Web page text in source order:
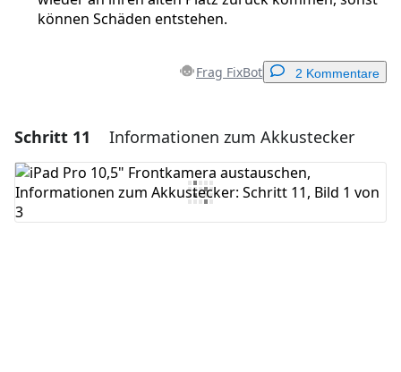
können Schäden entstehen.
Frag FixBot 2 Kommentare
Einen Kommentar hinzufügen
Kommentar hinzufügen
Schritt 11 Informationen zum Akkustecker